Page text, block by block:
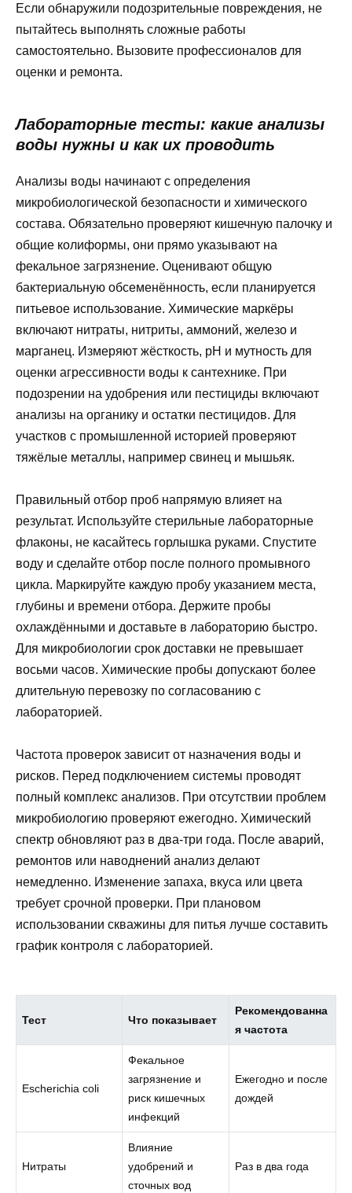
Если обнаружили подозрительные повреждения, не
пытайтесь выполнять сложные работы
самостоятельно. Вызовите профессионалов для
оценки и ремонта.
Лабораторные тесты: какие анализы
воды нужны и как их проводить
Анализы воды начинают с определения
микробиологической безопасности и химического
состава. Обязательно проверяют кишечную палочку и
общие колиформы, они прямо указывают на
фекальное загрязнение. Оценивают общую
бактериальную обсеменённость, если планируется
питьевое использование. Химические маркёры
включают нитраты, нитриты, аммоний, железо и
марганец. Измеряют жёсткость, рН и мутность для
оценки агрессивности воды к сантехнике. При
подозрении на удобрения или пестициды включают
анализы на органику и остатки пестицидов. Для
участков с промышленной историей проверяют
тяжёлые металлы, например свинец и мышьяк.
Правильный отбор проб напрямую влияет на
результат. Используйте стерильные лабораторные
флаконы, не касайтесь горлышка руками. Спустите
воду и сделайте отбор после полного промывного
цикла. Маркируйте каждую пробу указанием места,
глубины и времени отбора. Держите пробы
охлаждёнными и доставьте в лабораторию быстро.
Для микробиологии срок доставки не превышает
восьми часов. Химические пробы допускают более
длительную перевозку по согласованию с
лабораторией.
Частота проверок зависит от назначения воды и
рисков. Перед подключением системы проводят
полный комплекс анализов. При отсутствии проблем
микробиологию проверяют ежегодно. Химический
спектр обновляют раз в два-три года. После аварий,
ремонтов или наводнений анализ делают
немедленно. Изменение запаха, вкуса или цвета
требует срочной проверки. При плановом
использовании скважины для питья лучше составить
график контроля с лабораторией.
Тест Что показывает
Рекомендованна
я частота
Escherichia coli
Фекальное
загрязнение и
риск кишечных
инфекций
Ежегодно и после
дождей
Нитраты
Влияние
удобрений и
сточных вод
Раз в два года